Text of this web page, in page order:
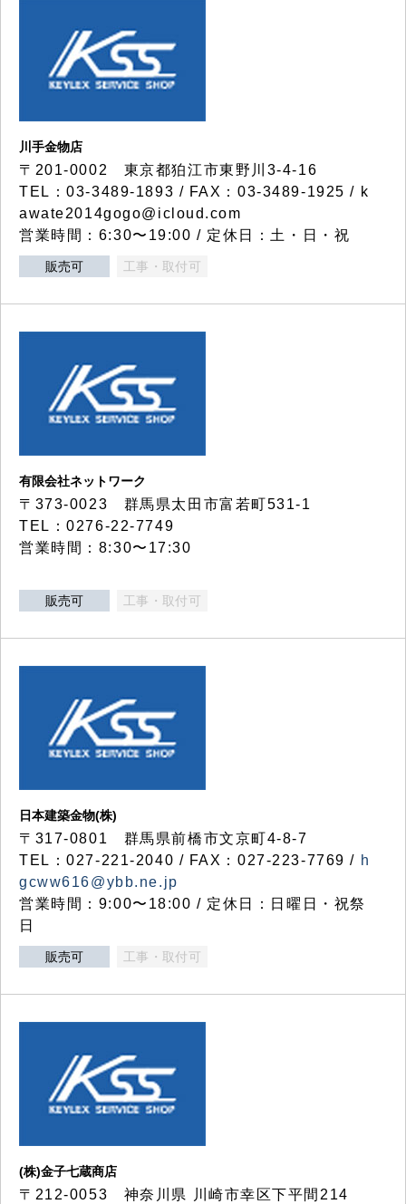
川手金物店
〒201-0002 東京都狛江市東野川3-4-16
TEL：03-3489-1893 / FAX：03-3489-1925 / k
awate2014gogo@icloud.com
営業時間：6:30〜19:00 / 定休日：土・日・祝
販売可 工事・取付可
有限会社ネットワーク
〒373-0023 群馬県太田市富若町531-1
TEL：0276-22-7749
営業時間：8:30〜17:30
販売可 工事・取付可
日本建築金物(株)
〒317‐0801 群馬県前橋市文京町4-8-7
TEL：027-221-2040 / FAX：027-223-7769 / h
gcww616@ybb.ne.jp
営業時間：9:00〜18:00 / 定休日：日曜日・祝祭
日
販売可 工事・取付可
(株)金子七蔵商店
〒212-0053 神奈川県 川崎市幸区下平間214